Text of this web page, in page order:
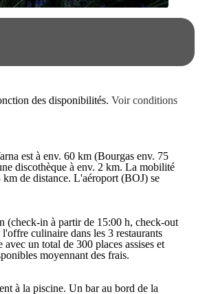
des disponibilités. Voir conditions
est à env. 60 km (Bourgas env. 75
discothèque à env. 2 km. La mobilité
de distance. L'aéroport (BOJ) se
(check-in à partir de 15:00 h, check-out
culinaire dans les 3 restaurants
un total de 300 places assises et
moyennant des frais.
à la piscine. Un bar au bord de la